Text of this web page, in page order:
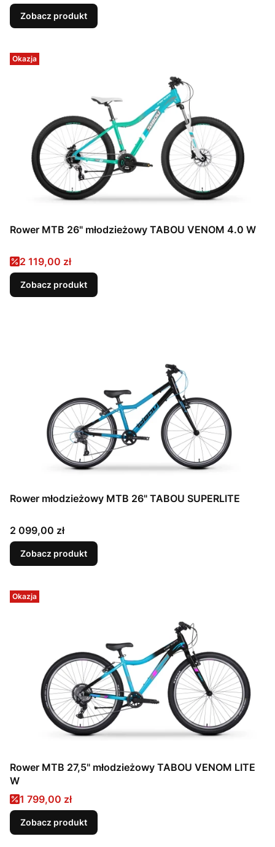
Zobacz produkt
Okazja
Rower MTB 26" młodzieżowy TABOU VENOM 4.0 W
Cena promocyjna
2 119,00 zł
Zobacz produkt
Rower młodzieżowy MTB 26" TABOU SUPERLITE
Cena
2 099,00 zł
Zobacz produkt
Okazja
Rower MTB 27,5" młodzieżowy TABOU VENOM LITE
W
Cena promocyjna
1 799,00 zł
Zobacz produkt